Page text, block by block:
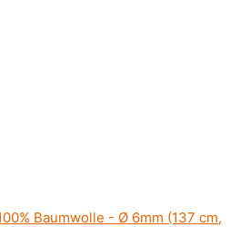
Baumwolle - Ø 6mm (137 cm,